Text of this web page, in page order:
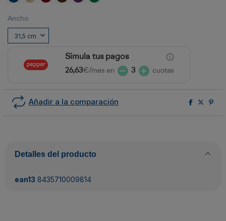
Ancho
Simula tus pagos
26,63€/mes en 3 cuotas
Añadir a la comparación
Detalles del producto
ean13 8435710009814